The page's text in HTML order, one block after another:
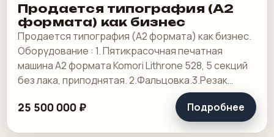
Продается типография (А2
формата) как бизнес
Продается типография (А2 формата) как бизнес.
Оборудование : 1. Пятикрасочная печатная
машина А2 формата Komori Lithrone 528, 5 секций
без лака, приподнятая. 2.Фальцовка.3.Резак
4.КБС, 5. Ламинотор, СТР. Погрузчик.
25 500 000 ₽ Подробнее